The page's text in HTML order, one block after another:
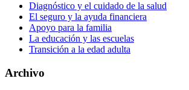
Diagnóstico y el cuidado de la salud
El seguro y la ayuda financiera
Apoyo para la familia
La educación y las escuelas
Transición a la edad adulta
Archivo